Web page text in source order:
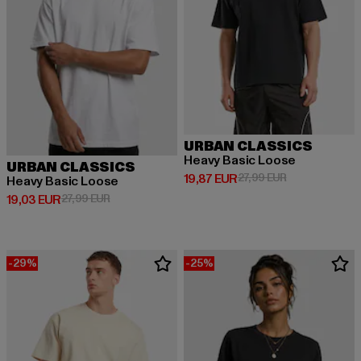
URBAN CLASSICS
Heavy Basic Loose
19,03 EUR
Prix courant: 19,03 EUR
27,99 EURPrix en promotion: 27,99 EUR
URBAN CLASSICS
Heavy Basic Loose
19,87 EUR
Prix courant: 19,87 EUR
27,99 EURPrix en
-29% -25%